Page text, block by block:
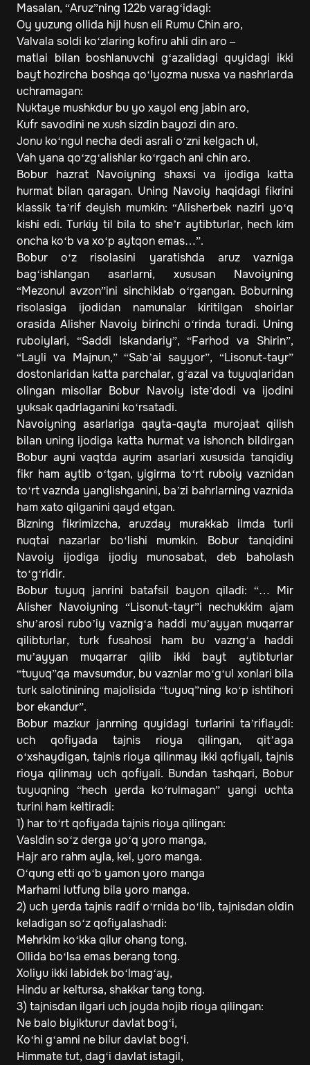
Masalan, “Aruz”ning 122b varag‘idagi:
Oy yuzung ollida hijl husn eli Rumu Chin aro,
Valvala soldi ko‘zlaring kofiru ahli din aro –
matlai bilan boshlanuvchi g‘azalidagi quyidagi ikki
bayt hozircha boshqa qo‘lyozma nusxa va nashrlarda
uchramagan:
Nuktaye mushkdur bu yo xayol eng jabin aro,
Kufr savodini ne xush sizdin bayozi din aro.
Jonu ko‘ngul necha dedi asrali o‘zni kelgach ul,
Vah yana qo‘zg‘alishlar ko‘rgach ani chin aro.
Bobur hazrat Navoiyning shaxsi va ijodiga katta
hurmat bilan qaragan. Uning Navoiy haqidagi fikrini
klassik ta’rif deyish mumkin: “Alisherbek naziri yo‘q
kishi edi. Turkiy til bila to she’r aytibturlar, hech kim
oncha ko‘b va xo‘p aytqon emas…”.
Bobur o‘z risolasini yaratishda aruz vazniga
bag‘ishlangan asarlarni, xususan Navoiyning
“Mezonul avzon”ini sinchiklab o‘rgangan. Boburning
risolasiga ijodidan namunalar kiritilgan shoirlar
orasida Alisher Navoiy birinchi o‘rinda turadi. Uning
ruboiylari, “Saddi Iskandariy”, “Farhod va Shirin”,
“Layli va Majnun,” “Sab’ai sayyor”, “Lisonut-tayr”
dostonlaridan katta parchalar, g‘azal va tuyuqlaridan
olingan misollar Bobur Navoiy iste’dodi va ijodini
yuksak qadrlaganini ko‘rsatadi.
Navoiyning asarlariga qayta-qayta murojaat qilish
bilan uning ijodiga katta hurmat va ishonch bildirgan
Bobur ayni vaqtda ayrim asarlari xususida tanqidiy
fikr ham aytib o‘tgan, yigirma to‘rt ruboiy vaznidan
to‘rt vaznda yanglishganini, ba’zi bahrlarning vaznida
ham xato qilganini qayd etgan.
Bizning fikrimizcha, aruzday murakkab ilmda turli
nuqtai nazarlar bo‘lishi mumkin. Bobur tanqidini
Navoiy ijodiga ijodiy munosabat, deb baholash
to‘g‘ridir.
Bobur tuyuq janrini batafsil bayon qiladi: “… Mir
Alisher Navoiyning “Lisonut-tayr”i nechukkim ajam
shu’arosi rubo’iy vaznig‘a haddi mu’ayyan muqarrar
qilibturlar, turk fusahosi ham bu vazng‘a haddi
mu’ayyan muqarrar qilib ikki bayt aytibturlar
“tuyuq”qa mavsumdur, bu vaznlar mo‘g‘ul xonlari bila
turk salotinining majolisida “tuyuq”ning ko‘p ishtihori
bor ekandur”.
Bobur mazkur janrning quyidagi turlarini ta’riflaydi:
uch qofiyada tajnis rioya qilingan, qit’aga
o‘xshaydigan, tajnis rioya qilinmay ikki qofiyali, tajnis
rioya qilinmay uch qofiyali. Bundan tashqari, Bobur
tuyuqning “hech yerda ko‘rulmagan” yangi uchta
turini ham keltiradi:
1) har to‘rt qofiyada tajnis rioya qilingan:
Vasldin so‘z derga yo‘q yoro manga,
Hajr aro rahm ayla, kel, yoro manga.
O‘qung etti qo‘b yamon yoro manga
Marhami lutfung bila yoro manga.
2) uch yerda tajnis radif o‘rnida bo‘lib, tajnisdan oldin
keladigan so‘z qofiyalashadi:
Mehrkim ko‘kka qilur ohang tong,
Ollida bo‘lsa emas berang tong.
Xoliyu ikki labidek bo‘lmag‘ay,
Hindu ar keltursa, shakkar tang tong.
3) tajnisdan ilgari uch joyda hojib rioya qilingan:
Ne balo biyikturur davlat bog‘i,
Ko‘hi g‘amni ne bilur davlat bog‘i.
Himmate tut, dag‘i davlat istagil,